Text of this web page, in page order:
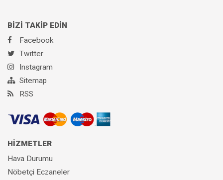
BİZİ TAKİP EDİN
Facebook
Twitter
Instagram
Sitemap
RSS
HİZMETLER
Hava Durumu
Nöbetçi Eczaneler